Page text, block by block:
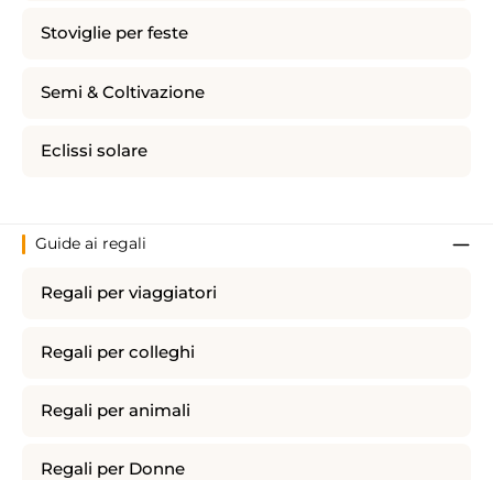
Stoviglie per feste
Semi & Coltivazione
Eclissi solare
Guide ai regali
Regali per viaggiatori
Regali per colleghi
Regali per animali
Regali per Donne